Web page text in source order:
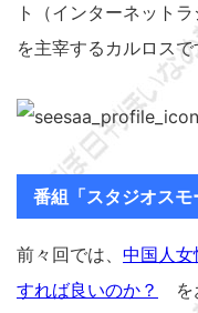
ト（インターネット
を主宰するカルロスで
番組「スタジオスモ
前々回では、 中国人女
すれば良いのか？
を